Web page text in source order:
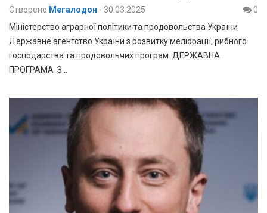
Створено Мегалодон - 30.03.2025
0
Міністерство аграрної політики та продовольства України
Державне агентство України з розвитку меліорації, рибного
господарства та продовольчих програм ДЕРЖАВНА
ПРОГРАМА З…